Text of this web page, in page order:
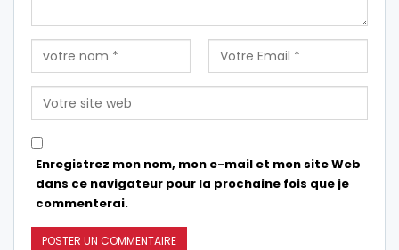
Enregistrez mon nom, mon e-mail et mon site Web
dans ce navigateur pour la prochaine fois que je
commenterai.